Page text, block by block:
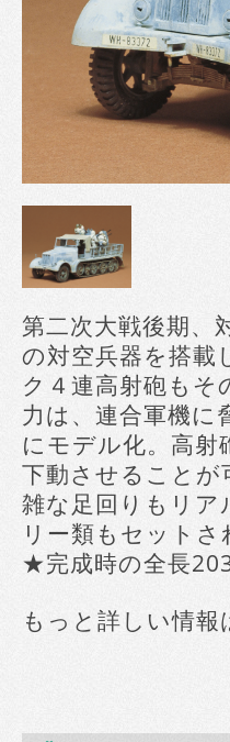
第二次大戦後期、
の対空兵器を搭載
ク４連高射砲も
力は、連合軍機
にモデル化。高射
下動させること
雑な足回りもリ
リー類もセット
★完成時の全長
もっと詳しい情報